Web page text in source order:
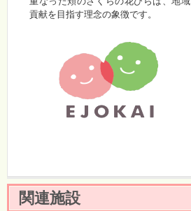
貢献を目指す理念の象徴です。
関連施設